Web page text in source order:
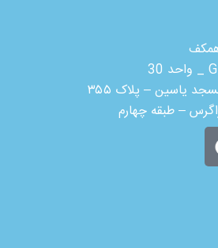
یاسین – پلاک ۳۵۵
– طبقه چهارم